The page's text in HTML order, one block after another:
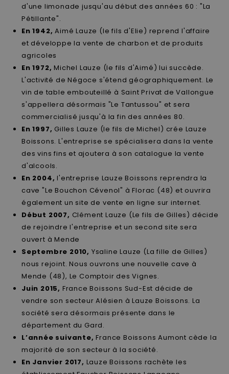
d'une limonade jusqu'au début des années 60 : "La
Pétillante".
En 1942, Aimé Lauze (le fils d'Elie) reprend l'affaire
et développe la vente de charbon et de produits
agricoles
En 1972, Michel Lauze (le fils d'Aimé) lui succède.
L'activité de Négoce s'étend géographiquement. Le
vin de table embouteillé à Saint Privat de Vallongue
s'appellera désormais "Le Tantussou" et sera
commercialisé jusqu'à la fin des années 80.
En 1997, Gilles Lauze (le fils de Michel) crée Lauze
Boissons. L'entreprise se spécialisera dans la vente
des vins fins et ajoutera à son catalogue la vente
d'alcools.
En 2004, l'entreprise Lauze Boissons reprendra la
cave "Le Bouchon Cévenol" à Florac (48) et ouvrira
également un site de vente en ligne sur internet.
Début 2007, Clément Lauze (Le fils de Gilles) décide
de rejoindre l'entreprise et un second site sera
ouvert à Mende
Septembre 2010, Ysaline Lauze (La fille de Gilles)
nous rejoint. Nous ouvrons une nouvelle cave à
Mende (48), Le Comptoir des Vignes.
Juin 2015, France Boissons Sud-Est décide de
vendre son secteur Alésien à Lauze Boissons. La
société sera désormais présente dans le
département du Gard.
L’année suivante, France Boissons Aumont cède la
majorité de son secteur à la société.
En Janvier 2017, Lauze Boissons rachète les